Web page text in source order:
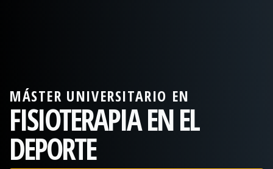
MÁSTER UNIVERSITARIO EN
FISIOTERAPIA EN EL
DEPORTE